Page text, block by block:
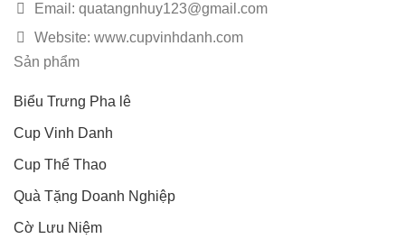
Email: quatangnhuy123@gmail.com
Website: www.cupvinhdanh.com
Sản phẩm
Biểu Trưng Pha lê
Cup Vinh Danh
Cup Thể Thao
Quà Tặng Doanh Nghiệp
Cờ Lưu Niệm